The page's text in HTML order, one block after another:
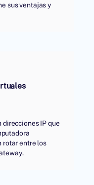
sus ventajas y
direcciones IP que
rotar entre los